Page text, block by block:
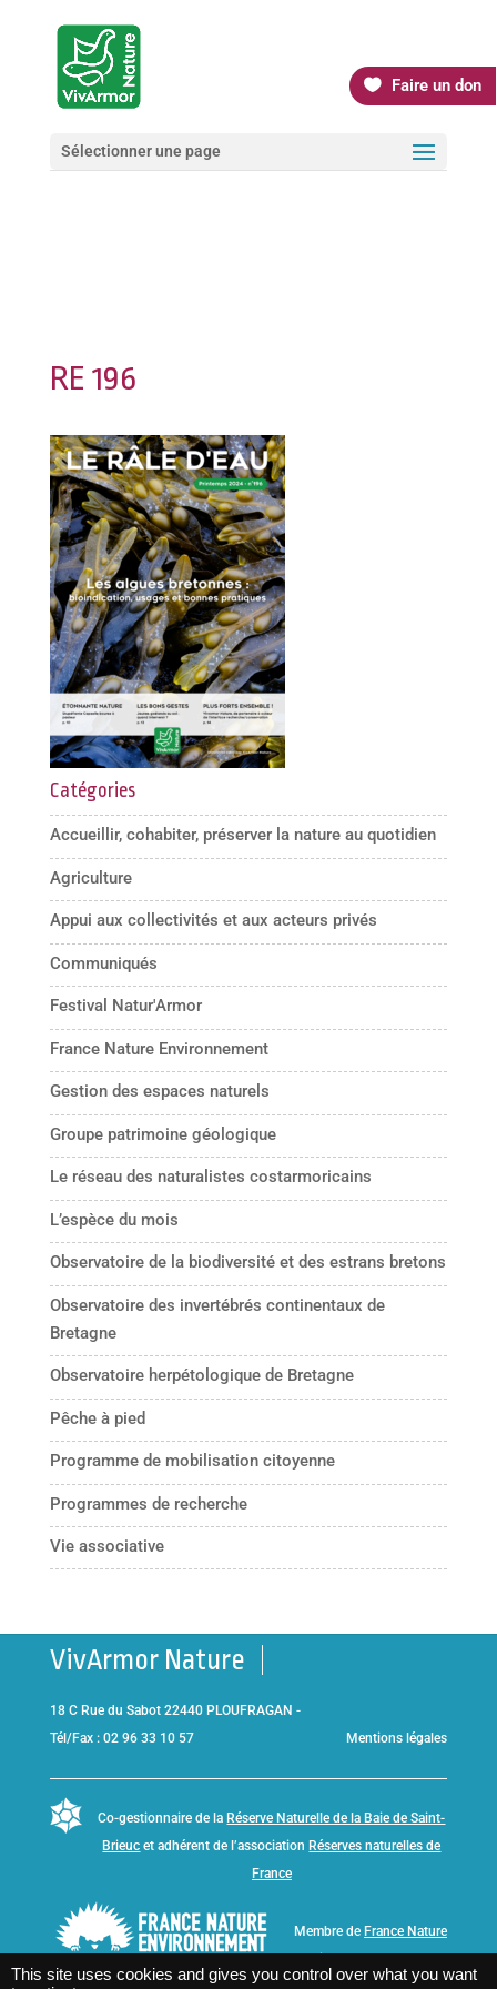
Faire un don
Sélectionner une page
RE 196
Catégories
Accueillir, cohabiter, préserver la nature au quotidien
Agriculture
Appui aux collectivités et aux acteurs privés
Communiqués
Festival Natur'Armor
France Nature Environnement
Gestion des espaces naturels
Groupe patrimoine géologique
Le réseau des naturalistes costarmoricains
L’espèce du mois
Observatoire de la biodiversité et des estrans bretons
Observatoire des invertébrés continentaux de
Bretagne
Observatoire herpétologique de Bretagne
Pêche à pied
Programme de mobilisation citoyenne
Programmes de recherche
Vie associative
VivArmor Nature
18 C Rue du Sabot 22440 PLOUFRAGAN -
Tél/Fax : 02 96 33 10 57
Mentions légales
Co-gestionnaire de la Réserve Naturelle de la Baie de Saint-
Brieuc et adhérent de l’association Réserves naturelles de
France
Membre de France Nature
This site uses cookies and gives you control over what you want